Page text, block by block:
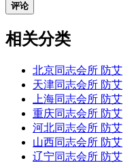
评论
相关分类
北京同志会所 防艾
天津同志会所 防艾
上海同志会所 防艾
重庆同志会所 防艾
河北同志会所 防艾
山西同志会所 防艾
辽宁同志会所 防艾